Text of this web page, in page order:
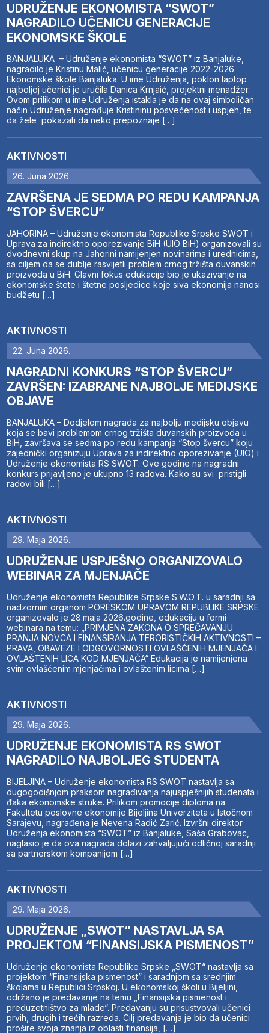
UDRUŽENJE EKONOMISTA “SWOT”
NAGRADILO UČENICU GENERACIJE
EKONOMSKE ŠKOLE
BANJALUKA – Udruženje ekonomista “SWOT” iz Banjaluke,
nagradilo je Kristinu Malić, učenicu generacije 2022-2026
Ekonomske škole Banjaluka. U ime Udruženja, poklon laptop
najboljoj učenici je uručila Danica Krnjaić, projektni menadžer.
Ovom prilikom u ime Udruženja istakla je da na ovaj simboličan
način Udruženje nagrađuje Kristininu posvećenost i uspjeh, te
da žele pokazati da neko prepoznaje […]
AKTIVNOSTI
26. Juna 2026.
ZAVRŠENA JE SEDMA PO REDU KAMPANJA
“STOP ŠVERCU”
JAHORINA – Udruženje ekonomista Republike Srpske SWOT i
Uprava za indirektno oporezivanje BiH (UIO BiH) organizovali su
dvodnevni skup na Jahorini namijenjen novinarima i urednicima,
sa ciljem da se dublje rasvijetli problem crnog tržišta duvanskih
proizvoda u BiH. Glavni fokus edukacije bio je ukazivanje na
ekonomske štete i štetne posljedice koje siva ekonomija nanosi
budžetu […]
AKTIVNOSTI
22. Juna 2026.
NAGRADNI KONKURS “STOP ŠVERCU”
ZAVRŠEN: IZABRANE NAJBOLJE MEDIJSKE
OBJAVE
BANJALUKA – Dodjelom nagrada za najbolju medijsku objavu
koja se bavi problemom crnog tržišta duvanskih proizvoda u
BiH, završava se sedma po redu kampanja “Stop švercu” koju
zajednički organizuju Uprava za indirektno oporezivanje (UIO) i
Udruženje ekonomista RS SWOT. Ove godine na nagradni
konkurs prijavljeno je ukupno 13 radova. Kako su svi pristigli
radovi bili […]
AKTIVNOSTI
29. Maja 2026.
UDRUŽENJE USPJEŠNO ORGANIZOVALO
WEBINAR ZA MJENJAČE
Udruženje ekonomista Republike Srpske S.W.O.T. u saradnji sa
nadzornim organom PORESKOM UPRAVOM REPUBLIKE SRPSKE
organizovalo je 28.maja 2026.godine, edukaciju u formi
webinara na temu: „PRIMJENA ZAKONA O SPREČAVANJU
PRANJA NOVCA I FINANSIRANJA TERORISTIČKIH AKTIVNOSTI –
PRAVA, OBAVEZE I ODGOVORNOSTI OVLAŠĆENIH MJENJAČA I
OVLAŠTENIH LICA KOD MJENJAČA“ Edukacija je namijenjena
svim ovlašćenim mjenjačima i ovlaštenim licima […]
AKTIVNOSTI
29. Maja 2026.
UDRUŽENJE EKONOMISTA RS SWOT
NAGRADILO NAJBOLJEG STUDENTA
BIJELJINA – Udruženje ekonomista RS SWOT nastavlja sa
dugogodišnjom praksom nagrađivanja najuspješnijih studenata i
đaka ekonomske struke. Prilikom promocije diploma na
Fakultetu poslovne ekonomije Bijeljina Univerziteta u Istočnom
Sarajevu, nagrađena je Nevena Radić Zarić. Izvršni direktor
Udruženja ekonomista “SWOT” iz Banjaluke, Saša Grabovac,
naglasio je da ova nagrada dolazi zahvaljujući odličnoj saradnji
sa partnerskom kompanijom […]
AKTIVNOSTI
29. Maja 2026.
UDRUŽENJE „SWOT“ NASTAVLJA SA
PROJEKTOM “FINANSIJSKA PISMENOST”
Udruženje ekonomista Republike Srpske „SWOT“ nastavlja sa
projektom “Finansijska pismenost” i saradnjom sa srednjim
školama u Republici Srpskoj. U ekonomskoj školi u Bijeljini,
održano je predavanje na temu „Finansijska pismenost i
preduzetništvo za mlade“. Predavanju su prisustvovali učenici
prvih, drugih i trećih razreda. Cilj predavanja je bio da učenici
prošire svoja znanja iz oblasti finansija, […]